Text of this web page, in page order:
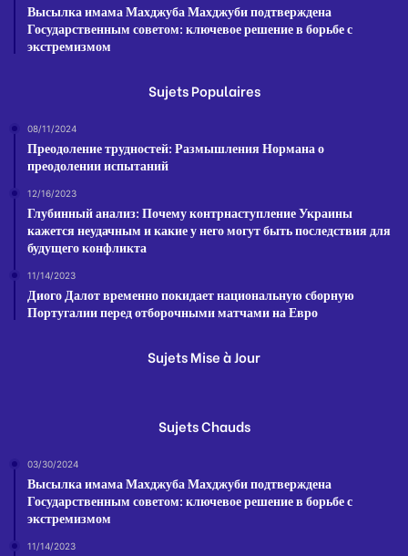
Высылка имама Махджуба Махджуби подтверждена
Государственным советом: ключевое решение в борьбе с
экстремизмом
Sujets Populaires
08/11/2024
Преодоление трудностей: Размышления Нормана о
преодолении испытаний
12/16/2023
Глубинный анализ: Почему контрнаступление Украины
кажется неудачным и какие у него могут быть последствия для
будущего конфликта
11/14/2023
Диого Далот временно покидает национальную сборную
Португалии перед отборочными матчами на Евро
Sujets Mise à Jour
Sujets Chauds
03/30/2024
Высылка имама Махджуба Махджуби подтверждена
Государственным советом: ключевое решение в борьбе с
экстремизмом
11/14/2023